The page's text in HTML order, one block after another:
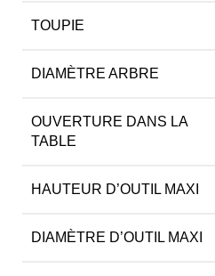
TOUPIE
DIAMÈTRE ARBRE
OUVERTURE DANS LA
TABLE
HAUTEUR D’OUTIL MAXI
DIAMÈTRE D’OUTIL MAXI